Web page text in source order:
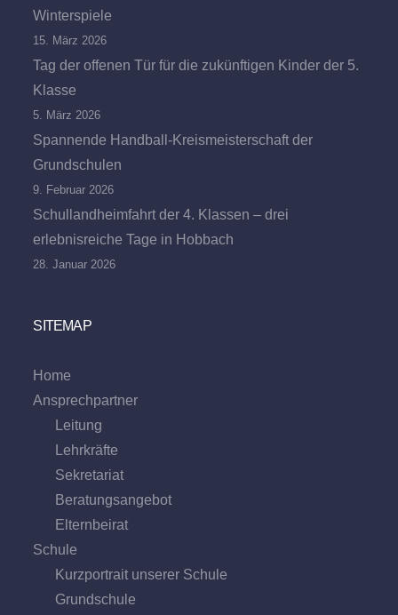
Winterspiele
15. März 2026
Tag der offenen Tür für die zukünftigen Kinder der 5.
Klasse
5. März 2026
Spannende Handball-Kreismeisterschaft der
Grundschulen
9. Februar 2026
Schullandheimfahrt der 4. Klassen – drei
erlebnisreiche Tage in Hobbach
28. Januar 2026
SITEMAP
Home
Ansprechpartner
Leitung
Lehrkräfte
Sekretariat
Beratungs­angebot
Eltern­beirat
Schule
Kurzportrait unserer Schule
Grund­schule